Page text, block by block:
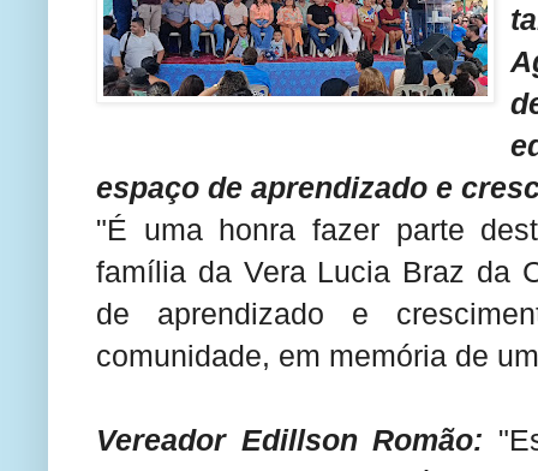
espaço de aprendizado e
"É uma honra fazer parte
família da Vera Lucia Braz da
de aprendizado e
comunidade, em memória de
Vereador Edillson Romão: